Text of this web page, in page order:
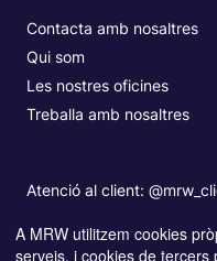
Contacta amb nosaltres
Qui som
Les nostres oficines
Treballa amb nosaltres
Atenció al client:
A MRW utilitzem cookies
serveis, i cookies de